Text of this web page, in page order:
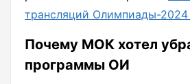
трансляций Олимпиады-
Почему МОК хотел
программы ОИ